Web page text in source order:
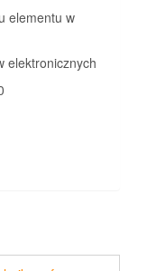
elementu w
elektronicznych